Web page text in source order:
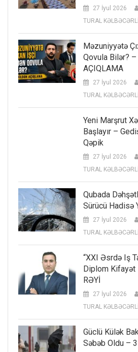
27 İyul 2026
TURAL KƏLBƏCƏRLİ
Məzuniyyətə
Qovula Bilər?
AÇIQLAMA
27 İyul 2026
TURAL KƏLBƏCƏRLİ
Yeni Marşrut
Başlayır –
Qəpik
27 İyul 2026
TURAL KƏLBƏCƏRLİ
Qubada
Sürücü Hadisə
27 İyul 2026
TURAL KƏLBƏCƏRLİ
“XXI Əsrdə Iş
Diplom Kifayət
RƏYİ
27 İyul 2026
TURAL KƏLBƏCƏRLİ
Güclü Külək
Səbəb Oldu –